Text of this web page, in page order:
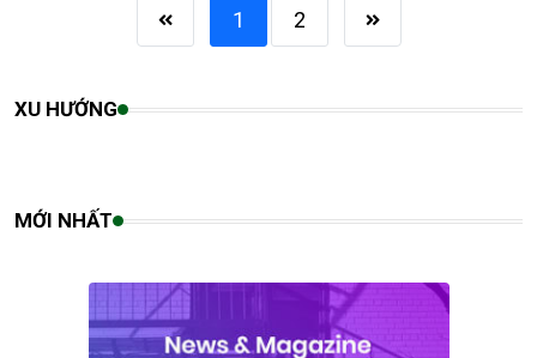
1 2
XU HƯỚNG
MỚI NHẤT